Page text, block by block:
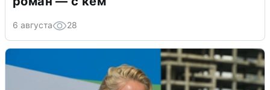
6 августа 28